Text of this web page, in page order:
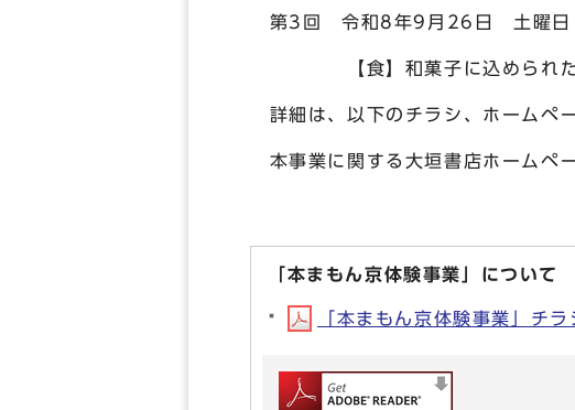
第3回 令和8年9月26日 土曜日
【食】和菓子に込められた京
詳細は、以下のチラシ、ホームペ
本事業に関する大垣書店ホームペ
「本まもん京体験事業」について
「本まもん京体験事業」チ